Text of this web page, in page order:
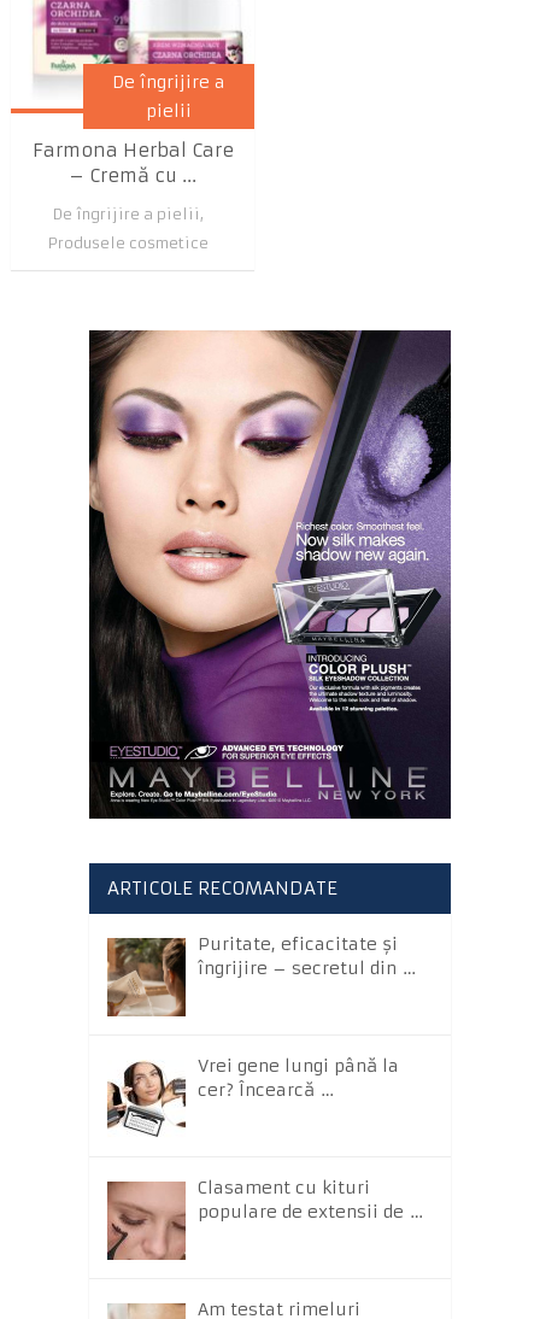
De îngrijire a
pielii
Farmona Herbal Care
– Cremă cu ...
De îngrijire a pielii ,
Produsele cosmetice
ARTICOLE RECOMANDATE
Puritate, eficacitate și
îngrijire – secretul din …
Vrei gene lungi până la
cer? Încearcă …
Clasament cu kituri
populare de extensii de …
Am testat rimeluri